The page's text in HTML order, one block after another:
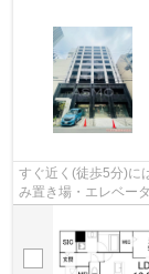
すぐ近く(徒歩5分)に
み置き場・エレベー